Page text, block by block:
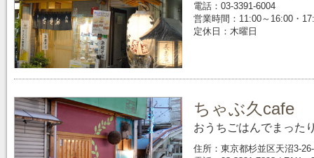
電話：03-3391-6004
営業時間：11:00～16:00・
定休日：木曜日
ちゃぶ久cafe
おうちごはんでまった
住所：東京都杉並区天沼3-